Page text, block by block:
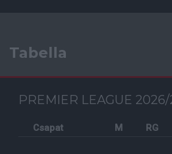
Tabella
PREMIER LEAGUE
Csapat M RG